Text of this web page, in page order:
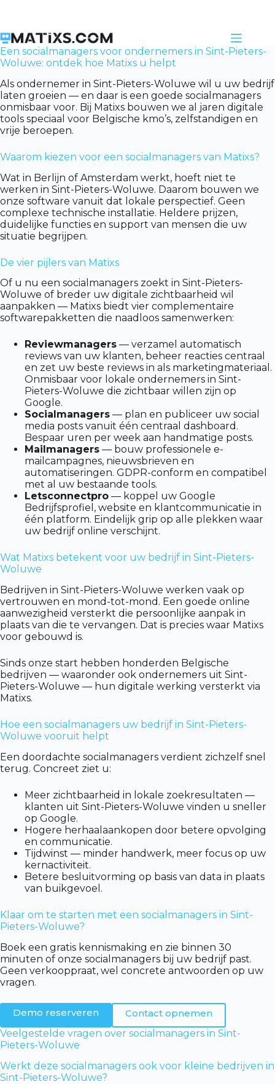
Een socialmanagers voor ondernemers in Sint-Pieters-
Woluwe: ontdek hoe Matixs u helpt
Als ondernemer in Sint-Pieters-Woluwe wil u uw bedrijf
laten groeien — en daar is een goede socialmanagers
onmisbaar voor. Bij Matixs bouwen we al jaren digitale
tools speciaal voor Belgische kmo’s, zelfstandigen en
vrije beroepen.
Waarom kiezen voor een socialmanagers van Matixs?
Wat in Berlijn of Amsterdam werkt, hoeft niet te
werken in Sint-Pieters-Woluwe. Daarom bouwen we
onze software vanuit dat lokale perspectief. Geen
complexe technische installatie. Heldere prijzen,
duidelijke functies en support van mensen die uw
situatie begrijpen.
De vier pijlers van Matixs
Of u nu een socialmanagers zoekt in Sint-Pieters-
Woluwe of breder uw digitale zichtbaarheid wil
aanpakken — Matixs biedt vier complementaire
softwarepakketten die naadloos samenwerken:
Reviewmanagers — verzamel automatisch
reviews van uw klanten, beheer reacties centraal
en zet uw beste reviews in als marketingmateriaal.
Onmisbaar voor lokale ondernemers in Sint-
Pieters-Woluwe die zichtbaar willen zijn op
Google.
Socialmanagers — plan en publiceer uw social
media posts vanuit één centraal dashboard.
Bespaar uren per week aan handmatige posts.
Mailmanagers — bouw professionele e-
mailcampagnes, nieuwsbrieven en
automatiseringen. GDPR-conform en compatibel
met al uw bestaande tools.
Letsconnectpro — koppel uw Google
Bedrijfsprofiel, website en klantcommunicatie in
één platform. Eindelijk grip op alle plekken waar
uw bedrijf online verschijnt.
Wat Matixs betekent voor uw bedrijf in Sint-Pieters-
Woluwe
Bedrijven in Sint-Pieters-Woluwe werken vaak op
vertrouwen en mond-tot-mond. Een goede online
aanwezigheid versterkt die persoonlijke aanpak in
plaats van die te vervangen. Dat is precies waar Matixs
voor gebouwd is.
Sinds onze start hebben honderden Belgische
bedrijven — waaronder ook ondernemers uit Sint-
Pieters-Woluwe — hun digitale werking versterkt via
Matixs.
Hoe een socialmanagers uw bedrijf in Sint-Pieters-
Woluwe vooruit helpt
Een doordachte socialmanagers verdient zichzelf snel
terug. Concreet ziet u:
Meer zichtbaarheid in lokale zoekresultaten —
klanten uit Sint-Pieters-Woluwe vinden u sneller
op Google.
Hogere herhaalaankopen door betere opvolging
en communicatie.
Tijdwinst — minder handwerk, meer focus op uw
kernactiviteit.
Betere besluitvorming op basis van data in plaats
van buikgevoel.
Klaar om te starten met een socialmanagers in Sint-
Pieters-Woluwe?
Boek een gratis kennismaking en zie binnen 30
minuten of onze socialmanagers bij uw bedrijf past.
Geen verkooppraat, wel concrete antwoorden op uw
vragen.
Demo reserveren
Contact opnemen
Veelgestelde vragen over socialmanagers in Sint-
Pieters-Woluwe
Werkt deze socialmanagers ook voor kleine bedrijven in
Sint-Pieters-Woluwe?